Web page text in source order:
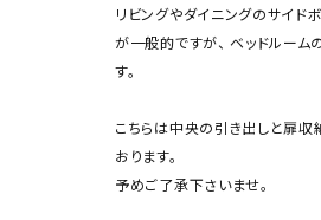
リビングやダイニングのサイド
が一般的ですが、 ベッドルー
す。
こちらは中央の引き出しと扉
おります。
予めご了承下さいませ。